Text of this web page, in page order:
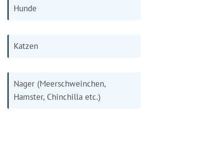
Hunde
Katzen
Nager (Meerschweinchen,
Hamster, Chinchilla etc.)